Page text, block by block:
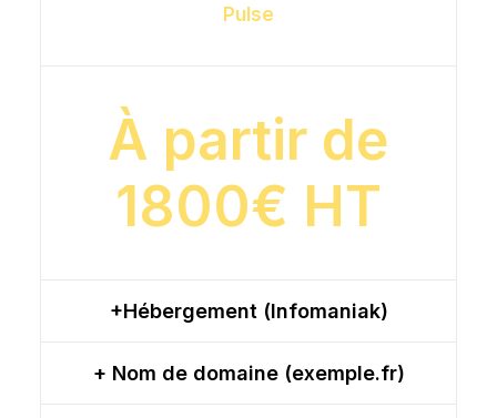
Pulse
À partir de
1800€ HT
+Hébergement (Infomaniak)
+ Nom de domaine (exemple.fr)